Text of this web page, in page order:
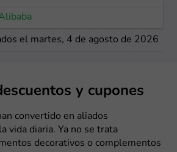
el martes, 4 de agosto de 2026
y cupones
convertido en aliados
vida diaria. Ya no se trata
decorativos o complementos